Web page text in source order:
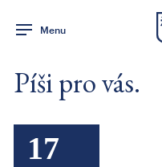
Menu
Píši pro vás.
17